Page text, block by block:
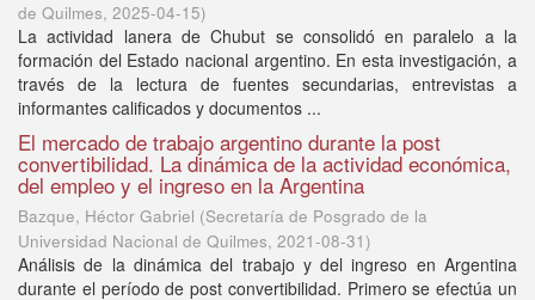
de Quilmes, 2025-04-15)
La actividad lanera de Chubut se consolidó en paralelo a la
formación del Estado nacional argentino. En esta investigación, a
través de la lectura de fuentes secundarias, entrevistas a
informantes calificados y documentos ...
El mercado de trabajo argentino durante la post
convertibilidad. La dinámica de la actividad económica,
del empleo y el ingreso en la Argentina
Bazque, Héctor Gabriel (Secretaría de Posgrado de la
Universidad Nacional de Quilmes, 2021-08-31)
Análisis de la dinámica del trabajo y del ingreso en Argentina
durante el período de post convertibilidad. Primero se efectúa un